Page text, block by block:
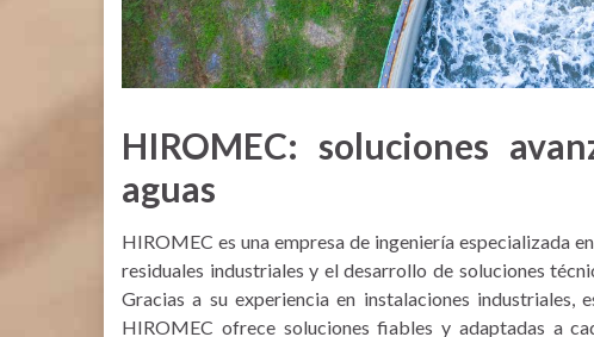
HIROMEC: soluciones
aguas
HIROMEC es una empresa de ingeniería especializada
residuales industriales y el desarrollo de soluciones
Gracias a su experiencia en instalaciones industriales,
HIROMEC ofrece soluciones fiables y adaptadas a